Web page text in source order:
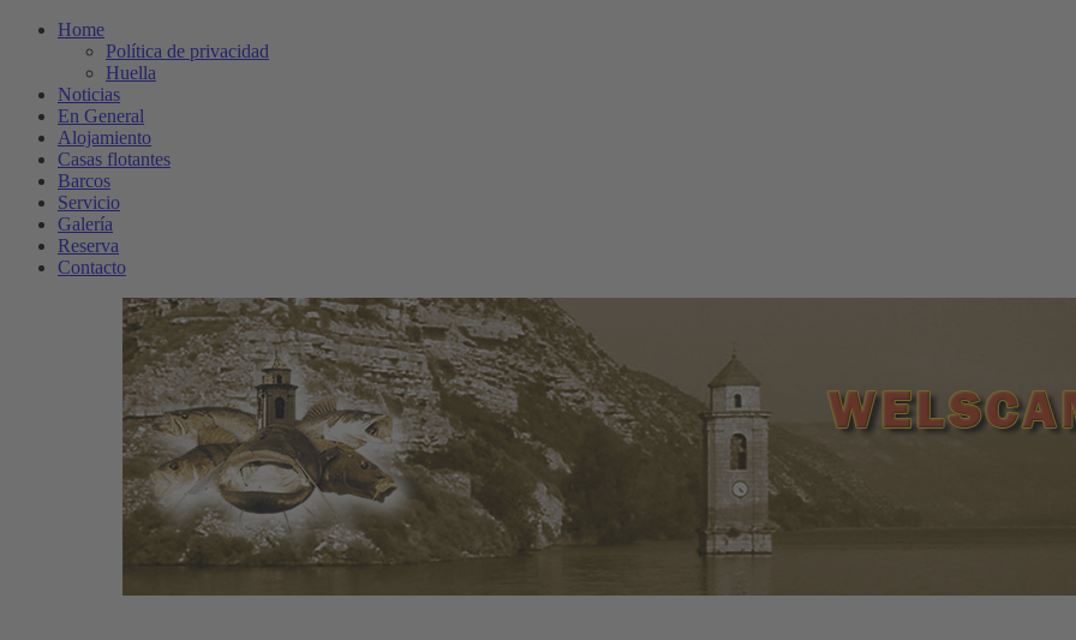
Home
Política de privacidad
Huella
Noticias
En General
Alojamiento
Casas flotantes
Barcos
Servicio
Galería
Reserva
Contacto